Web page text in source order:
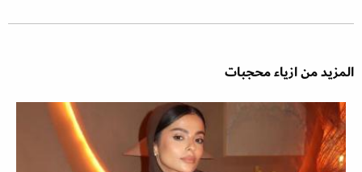
المزيد من ازياء محجبات